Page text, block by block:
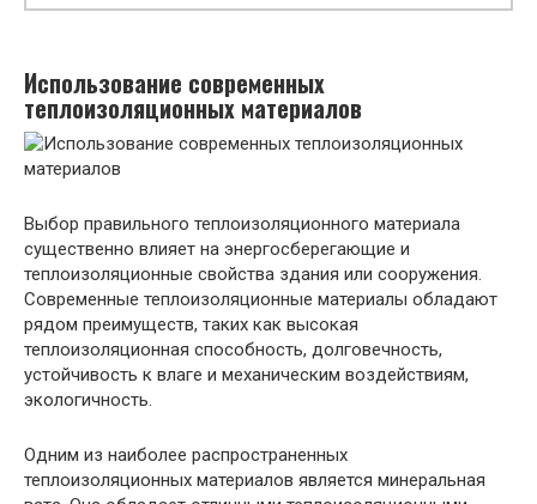
Использование современных
теплоизоляционных материалов
Выбор правильного теплоизоляционного материала
существенно влияет на энергосберегающие и
теплоизоляционные свойства здания или сооружения.
Современные теплоизоляционные материалы обладают
рядом преимуществ, таких как высокая
теплоизоляционная способность, долговечность,
устойчивость к влаге и механическим воздействиям,
экологичность.
Одним из наиболее распространенных
теплоизоляционных материалов является минеральная